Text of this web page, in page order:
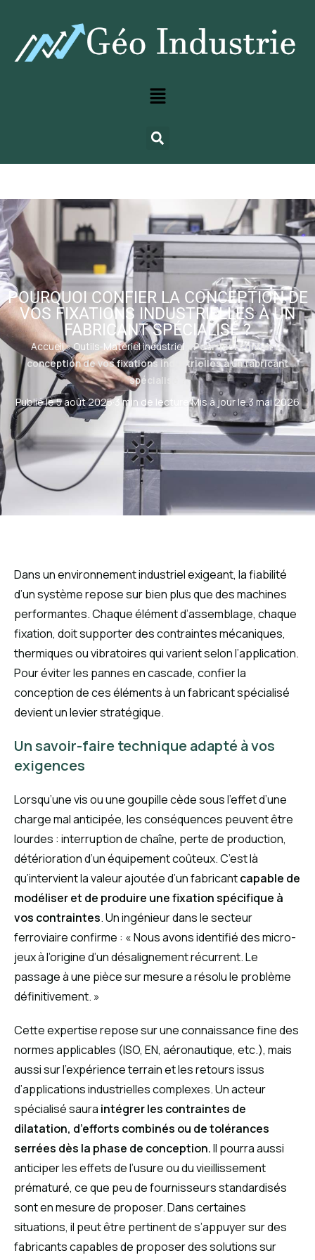
POURQUOI CONFIER LA CONCEPTION DE
VOS FIXATIONS INDUSTRIELLES À UN
FABRICANT SPÉCIALISÉ ?
Accueil»Outils-Matériel industriel »Pourquoi confier la
conception de vos fixations industrielles à un fabricant
spécialisé ?
Publié le 5 août 2025·3 min de lecture ·Mis à jour le 3 mai 2026
Dans un environnement industriel exigeant, la fiabilité
d’un système repose sur bien plus que des machines
performantes. Chaque élément d’assemblage, chaque
fixation, doit supporter des contraintes mécaniques,
thermiques ou vibratoires qui varient selon l’application.
Pour éviter les pannes en cascade, confier la
conception de ces éléments à un fabricant spécialisé
devient un levier stratégique.
Un savoir-faire technique adapté à vos
exigences
Lorsqu’une vis ou une goupille cède sous l’effet d’une
charge mal anticipée, les conséquences peuvent être
lourdes : interruption de chaîne, perte de production,
détérioration d’un équipement coûteux. C’est là
qu’intervient la valeur ajoutée d’un fabricantcapable de
modéliser et de produire une fixation spécifique à
vos contraintes. Un ingénieur dans le secteur
ferroviaire confirme : « Nous avons identifié des micro-
jeux à l’origine d’un désalignement récurrent. Le
passage à une pièce sur mesure a résolu le problème
définitivement. »
Cette expertise repose sur une connaissance fine des
normes applicables (ISO, EN, aéronautique, etc.), mais
aussi sur l’expérience terrain et les retours issus
d’applications industrielles complexes. Un acteur
spécialisé saura intégrer les contraintes de
dilatation, d’efforts combinés ou de tolérances
serrées dès la phase de conception.Il pourra aussi
anticiper les effets de l’usure ou du vieillissement
prématuré, ce que peu de fournisseurs standardisés
sont en mesure de proposer. Dans certaines
situations, il peut être pertinent de s’appuyer sur des
fabricants capables de proposer des solutions sur